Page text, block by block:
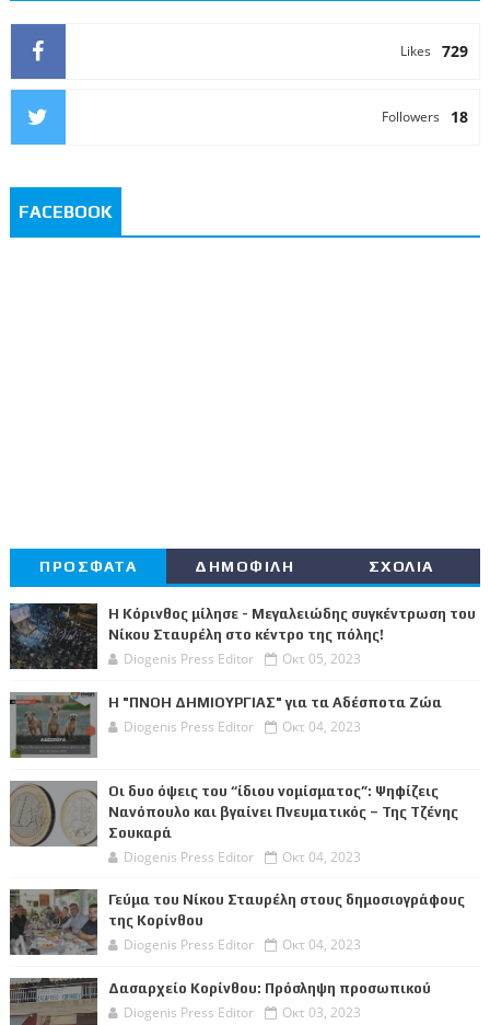
729
Likes
18
Followers
FACEBOOK
ΠΡΟΣΦΑΤΑ ΔΗΜΟΦΙΛΗ ΣΧΟΛΙΑ
Η Κόρινθος μίλησε - Μεγαλειώδης συγκέντρωση του
Νίκου Σταυρέλη στο κέντρο της πόλης!
Diogenis Press Editor Οκτ 05, 2023
Η "ΠΝΟΗ ΔΗΜΙΟΥΡΓΙΑΣ" για τα Αδέσποτα Ζώα
Diogenis Press Editor Οκτ 04, 2023
Οι δυο όψεις του “ίδιου νομίσματος”: Ψηφίζεις
Νανόπουλο και βγαίνει Πνευματικός – Της Τζένης
Σουκαρά
Diogenis Press Editor Οκτ 04, 2023
Γεύμα του Νίκου Σταυρέλη στους δημοσιογράφους
της Κορίνθου
Diogenis Press Editor Οκτ 04, 2023
Δασαρχείο Κορίνθου: Πρόσληψη προσωπικού
Diogenis Press Editor Οκτ 03, 2023